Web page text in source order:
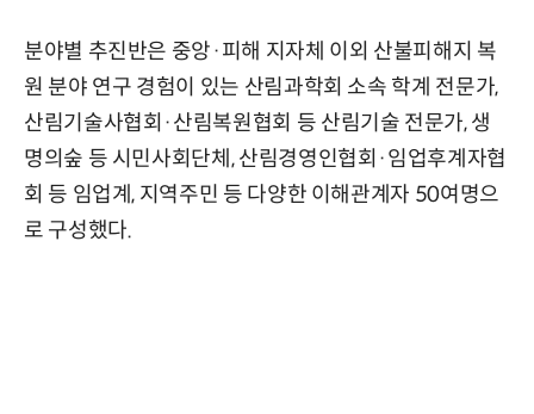
분야별 추진반은 중앙·피해 지자체 이외 산불피해지 복
원 분야 연구 경험이 있는 산림과학회 소속 학계 전문가,
산림기술사협회·산림복원협회 등 산림기술 전문가, 생
명의숲 등 시민사회단체, 산림경영인협회·임업후계자협
회 등 임업계, 지역주민 등 다양한 이해관계자 50여명으
로 구성했다.